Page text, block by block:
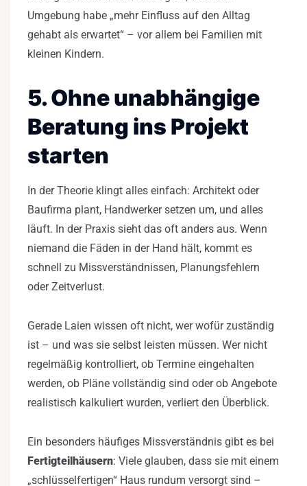
Umgebung habe „mehr Einfluss auf den Alltag
gehabt als erwartet“ – vor allem bei Familien mit
kleinen Kindern.
5. Ohne unabhängige
Beratung ins Projekt
starten
In der Theorie klingt alles einfach: Architekt oder
Baufirma plant, Handwerker setzen um, und alles
läuft. In der Praxis sieht das oft anders aus. Wenn
niemand die Fäden in der Hand hält, kommt es
schnell zu Missverständnissen, Planungsfehlern
oder Zeitverlust.
Gerade Laien wissen oft nicht, wer wofür zuständig
ist – und was sie selbst leisten müssen. Wer nicht
regelmäßig kontrolliert, ob Termine eingehalten
werden, ob Pläne vollständig sind oder ob Angebote
realistisch kalkuliert wurden, verliert den Überblick.
Ein besonders häufiges Missverständnis gibt es bei
Fertigteilhäusern: Viele glauben, dass sie mit einem
„schlüsselfertigen“ Haus rundum versorgt sind –